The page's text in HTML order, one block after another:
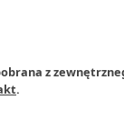
z
.